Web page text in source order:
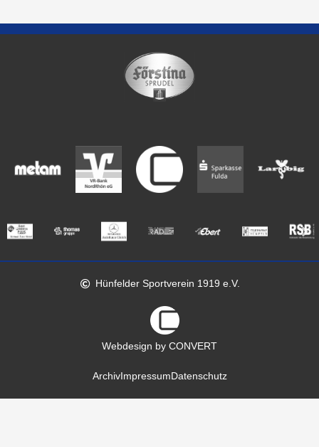
Hünfelder Sportverein 1919 e.V.
Webdesign by CONVERT
ArchivImpressum Datenschutz